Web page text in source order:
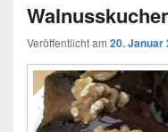
Veröffentlicht am 20. Januar